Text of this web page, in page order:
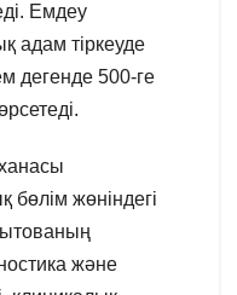
Емдеу
адам тіркеуде
дегенде 500-ге
жөніндегі
және